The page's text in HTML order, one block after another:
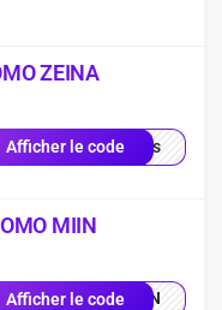
ZEINA
Afficher le codequis
MIIN
Afficher le codeMIIN